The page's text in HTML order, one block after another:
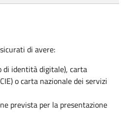
di avere:
di identità digitale), carta
o carta nazionale dei servizi
prevista per la presentazione